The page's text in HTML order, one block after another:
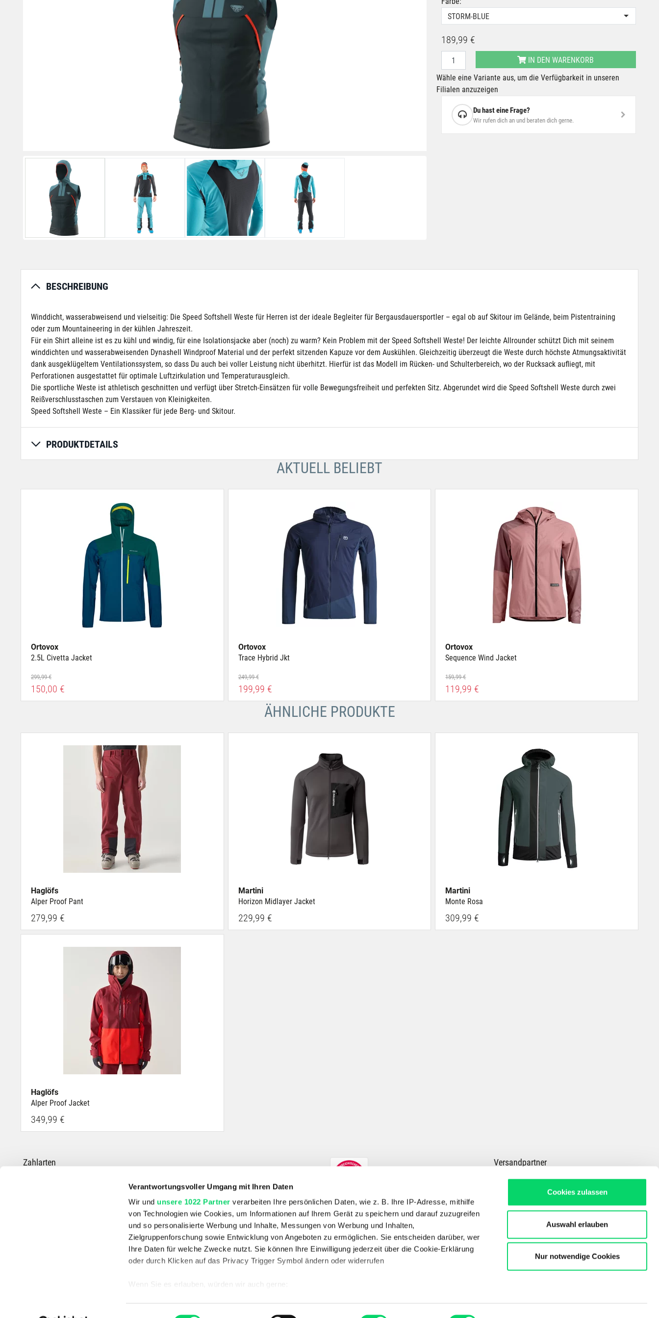
Verantwortungsvoller Umgang mit Ihren Daten
Wir und unsere 1022 Partner verarbeiten Ihre persönlichen Daten, wie z. B. Ihre IP-Adresse, mithilfe
von Technologien wie Cookies, um Informationen auf Ihrem Gerät zu speichern und darauf zuzugreifen
und so personalisierte Werbung und Inhalte, Messungen von Werbung und Inhalten,
Zielgruppenforschung sowie Entwicklung von Angeboten zu ermöglichen. Sie entscheiden darüber, wer
Ihre Daten für welche Zwecke nutzt. Sie können Ihre Einwilligung jederzeit über die Cookie-Erklärung
oder durch Klicken auf das Privacy Trigger Symbol ändern oder widerrufen
Wenn Sie es erlauben, würden wir auch gerne:
Einwilligungsauswahl
Cookies zulassen
Auswahl erlauben
Nur notwendige Cookies
STORM-BLUE
189,99 €
IN DEN WARENKORB
Wähle eine Variante aus, um die Verfügbarkeit in unseren
Filialen anzuzeigen
Du hast eine Frage?
Wir rufen dich an und beraten dich gerne.
BESCHREIBUNG
Winddicht, wasserabweisend und vielseitig: Die Speed Softshell Weste für Herren ist der ideale Begleiter für Bergausdauersportler – egal ob auf Skitour im Gelände, beim Pistentraining
oder zum Mountaineering in der kühlen Jahreszeit.
Für ein Shirt alleine ist es zu kühl und windig, für eine Isolationsjacke aber (noch) zu warm? Kein Problem mit der Speed Softshell Weste! Der leichte Allrounder schützt Dich mit seinem
winddichten und wasserabweisenden Dynashell Windproof Material und der perfekt sitzenden Kapuze vor dem Auskühlen. Gleichzeitig überzeugt die Weste durch höchste Atmungsaktivität
dank ausgeklügeltem Ventilationssystem, so dass Du auch bei voller Leistung nicht überhitzt. Hierfür ist das Modell im Rücken- und Schulterbereich, wo der Rucksack aufliegt, mit
Perforationen ausgestattet für optimale Luftzirkulation und Temperaturausgleich.
Die sportliche Weste ist athletisch geschnitten und verfügt über Stretch-Einsätzen für volle Bewegungsfreiheit und perfekten Sitz. Abgerundet wird die Speed Softshell Weste durch zwei
Reißverschlusstaschen zum Verstauen von Kleinigkeiten.
Speed Softshell Weste – Ein Klassiker für jede Berg- und Skitour.
PRODUKTDETAILS
AKTUELL BELIEBT
Ortovox
2.5L Civetta Jacket
299,99 €
150,00 €
Ortovox
Trace Hybrid Jkt
249,99 €
199,99 €
Ortovox
Sequence Wind Jacket
159,99 €
119,99 €
ÄHNLICHE PRODUKTE
Haglöfs
Alper Proof Pant
279,99 €
Martini
Horizon Midlayer Jacket
229,99 €
Martini
Monte Rosa
309,99 €
Haglöfs
Alper Proof Jacket
349,99 €
Zahlarten Versandpartner
*Die durchgestrichenen Preise entsprechen dem UVP des Herstellers.
SHOP
E-Bikes Fahrrad Outdoor Skitouren Wandern
Unternehmen
Datenschutz AGB Impressum